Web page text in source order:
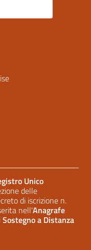
Unico
delle
di iscrizione n.
nell'Anagrafe
a Distanza